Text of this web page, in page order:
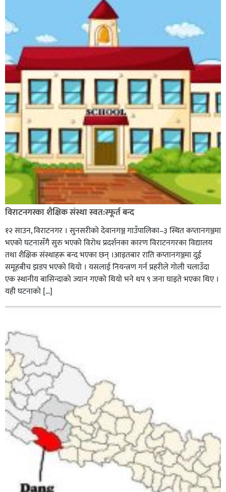
विराटनगरका शैक्षिक संस्था स्वत:स्फूर्त बन्द
१२ साउन, विराटनगर । सुनसरीको देवानगञ्ज गाउँपालिका–३ स्थित कप्तानगञ्जमा
भएको घटनासँगै सुरु भएको विरोध प्रदर्शनका कारण विराटनगरका विद्यालय
तथा शैक्षिक संस्थाहरू बन्द भएका छन् ।आइतबार राति कप्तानगञ्जमा दुई
समूहबीच झडप भएको थियो । यसलाई नियन्त्रण गर्न प्रहरीले गोली चलाउँदा
एक स्थानीय बासिन्दाको ज्यान गएको थियो भने थप ९ जना घाइते भएका थिए ।
यही घटनाको […]